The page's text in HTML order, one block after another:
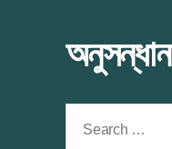
অনুসন্ধান
for: